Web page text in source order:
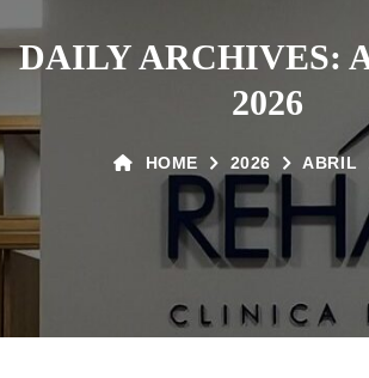
DAILY ARCHIVES:
2026
HOME 2026 ABRIL